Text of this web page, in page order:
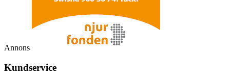
Annons
Kundservice